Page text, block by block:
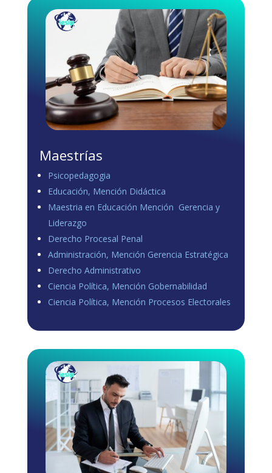
Maestrías
Psicopedagogia
Educación, Mención Didáctica
Maestria en Educación Mención Gerencia y
Liderazgo
Derecho Procesal Penal
Administración, Mención Gerencia Estratégica
Derecho Administrativo
Ciencia Política, Mención Gobernabilidad
Ciencia Política, Mención Procesos Electorales